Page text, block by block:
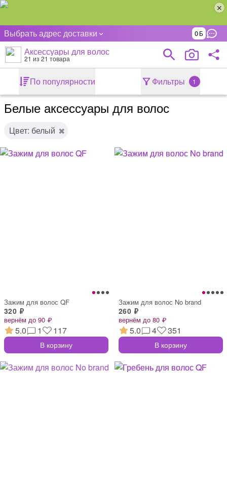
Выбрать адрес доставки 0
Аксессуары для волос
21 из 21 товара
По популярности Фильтры 1
Белые аксессуары для волос
Цвет: белый
Зажим для волос QF
320 ₽
вернём до 90 ₽
5.0 1 117
В корзину
Зажим для волос No brand
260 ₽
вернём до 80 ₽
5.0 4 351
В корзину